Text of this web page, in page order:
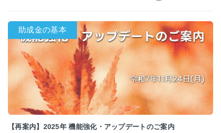
【再案内】2025年 機能強化・アップデートのご案内